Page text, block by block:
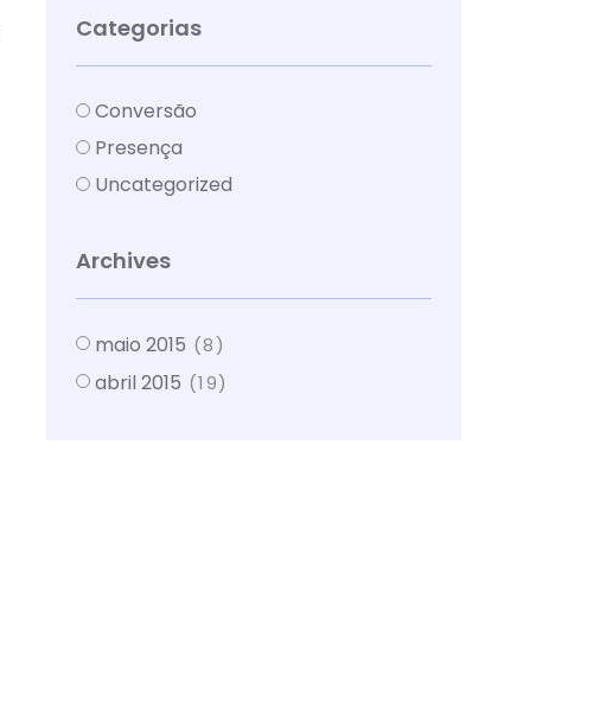
Categorias
Conversão
Presença
Uncategorized
Archives
maio 2015 (8)
abril 2015 (19)